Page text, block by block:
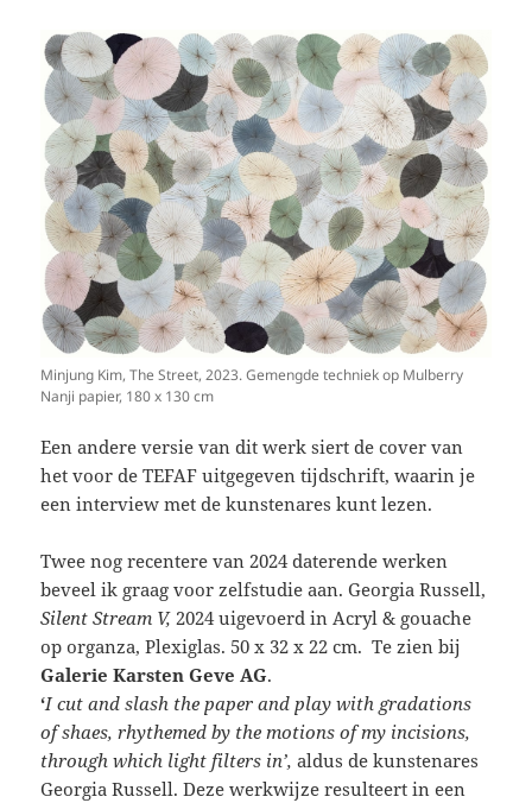
Minjung Kim, The Street, 2023. Gemengde techniek op Mulberry
Nanji papier, 180 x 130 cm
Een andere versie van dit werk siert de cover van
het voor de TEFAF uitgegeven tijdschrift, waarin je
een interview met de kunstenares kunt lezen.
Twee nog recentere van 2024 daterende werken
beveel ik graag voor zelfstudie aan. Georgia Russell,
Silent Stream V, 2024 uigevoerd in Acryl & gouache
op organza, Plexiglas. 50 x 32 x 22 cm. Te zien bij
Galerie Karsten Geve AG.
‘I cut and slash the paper and play with gradations
of shaes, rhythemed by the motions of my incisions,
through which light filters in’,aldus de kunstenares
Georgia Russell. Deze werkwijze resulteert in een